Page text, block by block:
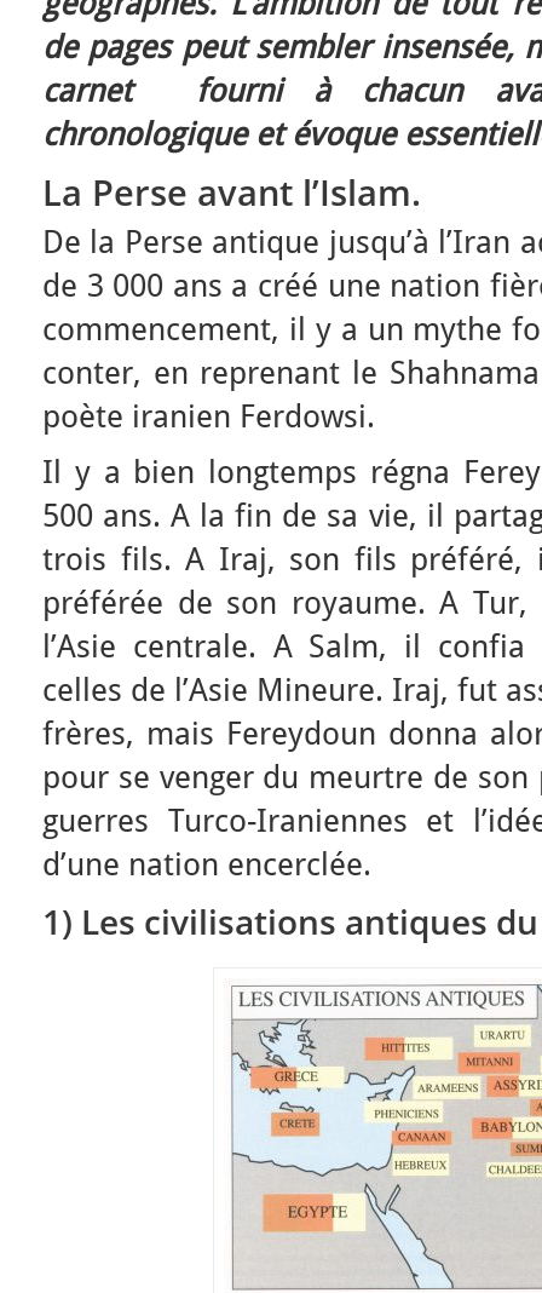
de pages peut sembler insensée,
carnet fourni à chacun
chronologique et évoque
La Perse avant l’Islam.
De la Perse antique jusqu’à l’Iran
de 3 000 ans a créé une nation
commencement, il y a un mythe
conter, en reprenant le
poète iranien Ferdowsi.
Il y a bien longtemps régna
500 ans. A la fin de sa vie, il
trois fils. A Iraj, son fils préféré,
préférée de son royaume. A
l’Asie centrale. A Salm, il
celles de l’Asie Mineure. Iraj, fut
frères, mais Fereydoun donna
pour se venger du meurtre de
guerres Turco-Iraniennes et
d’une nation encerclée.
1) Les civilisations antiques